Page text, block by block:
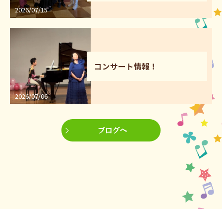
2026/07/15
2026/07/06
コンサート情報！
ブログへ